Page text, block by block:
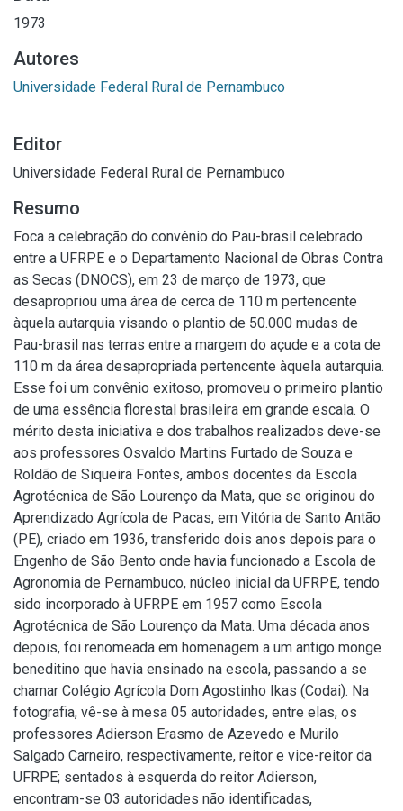
1973
Autores
Universidade Federal Rural de Pernambuco
Editor
Universidade Federal Rural de Pernambuco
Resumo
Foca a celebração do convênio do Pau-brasil celebrado
entre a UFRPE e o Departamento Nacional de Obras Contra
as Secas (DNOCS), em 23 de março de 1973, que
desapropriou uma área de cerca de 110 m pertencente
àquela autarquia visando o plantio de 50.000 mudas de
Pau-brasil nas terras entre a margem do açude e a cota de
110 m da área desapropriada pertencente àquela autarquia.
Esse foi um convênio exitoso, promoveu o primeiro plantio
de uma essência florestal brasileira em grande escala. O
mérito desta iniciativa e dos trabalhos realizados deve-se
aos professores Osvaldo Martins Furtado de Souza e
Roldão de Siqueira Fontes, ambos docentes da Escola
Agrotécnica de São Lourenço da Mata, que se originou do
Aprendizado Agrícola de Pacas, em Vitória de Santo Antão
(PE), criado em 1936, transferido dois anos depois para o
Engenho de São Bento onde havia funcionado a Escola de
Agronomia de Pernambuco, núcleo inicial da UFRPE, tendo
sido incorporado à UFRPE em 1957 como Escola
Agrotécnica de São Lourenço da Mata. Uma década anos
depois, foi renomeada em homenagem a um antigo monge
beneditino que havia ensinado na escola, passando a se
chamar Colégio Agrícola Dom Agostinho Ikas (Codai). Na
fotografia, vê-se à mesa 05 autoridades, entre elas, os
professores Adierson Erasmo de Azevedo e Murilo
Salgado Carneiro, respectivamente, reitor e vice-reitor da
UFRPE; sentados à esquerda do reitor Adierson,
encontram-se 03 autoridades não identificadas,